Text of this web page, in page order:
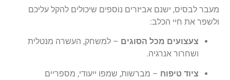
מעבר לבסיס, ישנם אביזרים נוספים שיכולים להקל עליכם
ולשפר את חיי הכלב:
צעצועים מכל הסוגים – למשחק, העשרה מנטלית
ושחרור אנרגיה.
ציוד טיפוח – מברשות, שמפו ייעודי, מספריים